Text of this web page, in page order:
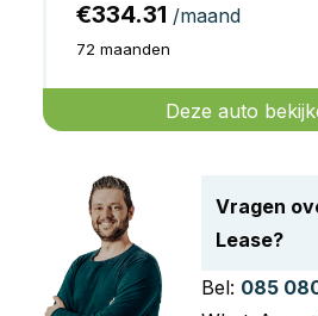
€334.31 /maand
72 maanden
Deze auto
Vragen
Lease?
Bel: 085